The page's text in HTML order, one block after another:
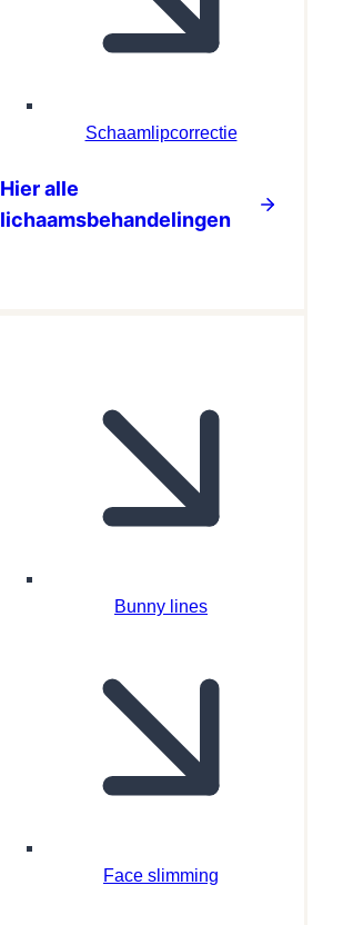
Schaamlipcorrectie
Hier alle
lichaamsbehandelingen
Bunny lines
Face slimming